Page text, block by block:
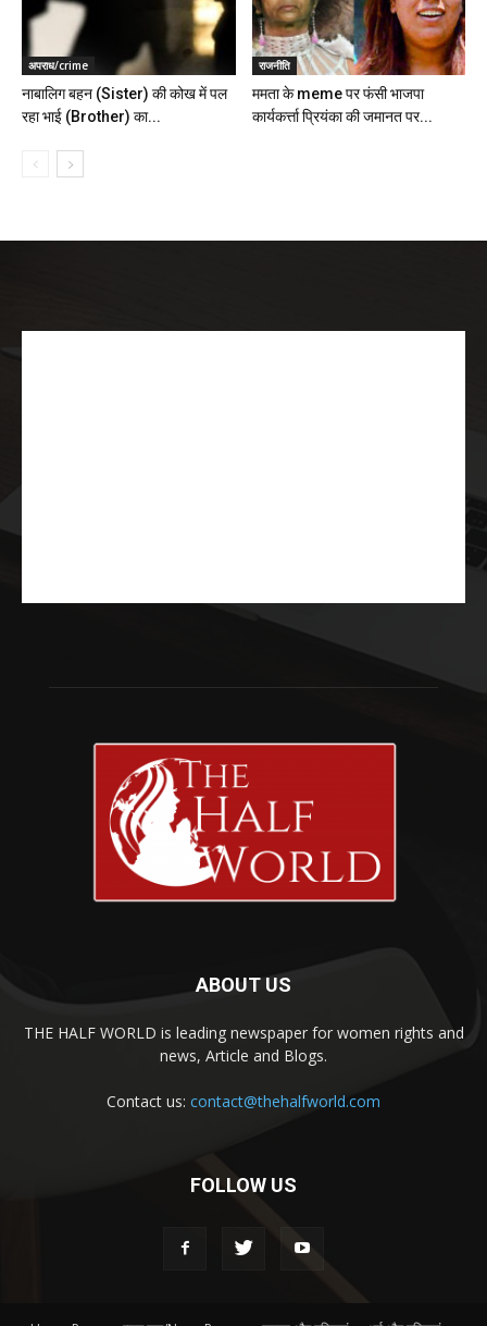
अपराध/crime
नाबालिग बहन (Sister) की कोख में पल
रहा भाई (Brother) का...
राजनीति
ममता के meme पर फंसी भाजपा
कार्यकर्त्ता प्रियंका की जमानत पर...
ABOUT US
THE HALF WORLD is leading newspaper for women rights and
news, Article and Blogs.
Contact us: contact@thehalfworld.com
FOLLOW US